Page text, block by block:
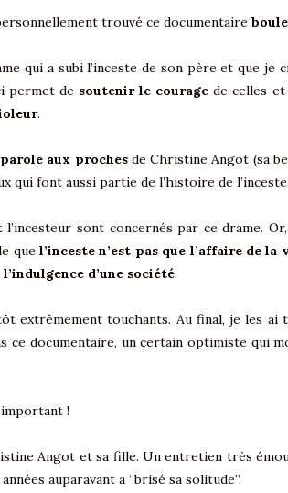
trouvé ce documentaire
qui a subi l’inceste de son père et que je
permet de soutenir le courage de celles
.
aux prochesde Christine Angot (sa
qui font aussi partie de l’histoire de
l’incesteur sont concernés par ce drame.
quel’inceste n’est pas que l’affaire de la
l’indulgence d’une société.
extrêmement touchants. Au final, je les ai
ce documentaire, un certain optimiste qui
important !
Angot et sa fille. Un entretien très
auparavant a “brisé sa solitude”.